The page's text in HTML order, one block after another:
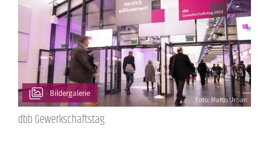
Bildergalerie
dbb Gewerkschaftstag